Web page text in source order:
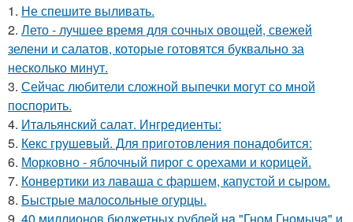
1. Не спешите выливать.
2. Лето - лучшее время для сочных овощей, свежей
зелени и салатов, которые готовятся буквально за
несколько минут.
3. Сейчас любители сложной выпечки могут со мной
поспорить.
4. Итальянский салат. Ингредиенты:
5. Кекс грушевый. Для приготовления понадобится:
6. Морковно - яблочный пирог с орехами и корицей.
7. Конвертики из лаваша с фаршем, капустой и сыром.
8. Быстрые малосольные огурцы.
9. 40 миллионов бюджетных pублей нa "Гном Гномычa" и